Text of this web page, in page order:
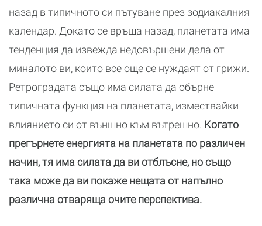
назад в типичното си пътуване през зодиакалния
календар. Докато се връща назад, планетата има
тенденция да извежда недовършени дела от
миналото ви, които все още се нуждаят от грижи.
Ретроградата също има силата да обърне
типичната функция на планетата, измествайки
влиянието си от външно към вътрешно. Когато
прегърнете енергията на планетата по различен
начин, тя има силата да ви отблъсне, но също
така може да ви покаже нещата от напълно
различна отваряща очите перспектива.